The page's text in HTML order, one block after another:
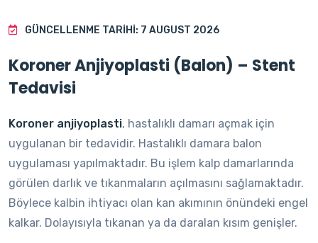
GÜNCELLENME TARIHI: 7 AUGUST 2026
Koroner Anjiyoplasti (Balon) – Stent
Tedavisi
Koroner anjiyoplasti, hastalıklı damarı açmak için
uygulanan bir tedavidir. Hastalıklı damara balon
uygulaması yapılmaktadır. Bu işlem kalp damarlarında
görülen darlık ve tıkanmaların açılmasını sağlamaktadır.
Böylece kalbin ihtiyacı olan kan akımının önündeki engel
kalkar. Dolayısıyla tıkanan ya da daralan kısım genişler.